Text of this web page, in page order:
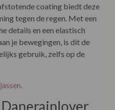
coating biedt deze
tegen de regen. Met een
details en een elastisch
je bewegingen, is dit de
gebruik, zelfs op de